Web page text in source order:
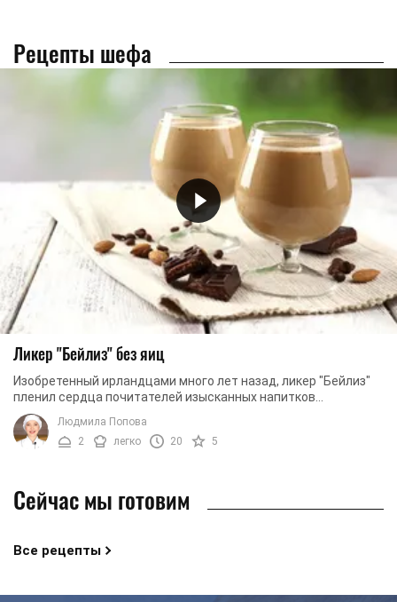
Рецепты шефа
Ликер "Бейлиз" без яиц
Изобретенный ирландцами много лет назад, ликер "Бейлиз"
пленил сердца почитателей изысканных напитков
неповторимым вкусом и легким ароматом. Плюс ко ...
Людмила Попова
2
легко 20 5
Сейчас мы готовим
Все рецепты